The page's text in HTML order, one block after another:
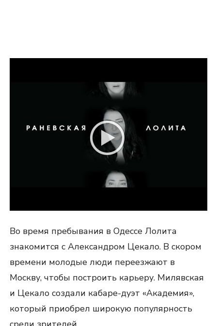
Во время пребывания в Одессе Лолита
знакомится с Александром Цекало. В скором
времени молодые люди переезжают в
Москву, чтобы построить карьеру. Милявская
и Цекало создали кабаре-дуэт «Академия»,
который приобрел широкую популярность